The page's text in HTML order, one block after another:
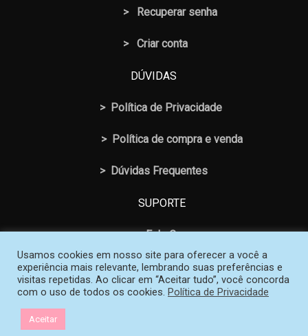
> Recuperar senha
> Criar conta
DÚVIDAS
> Política de Privacidade
> Política de compra e venda
> Dúvidas Frequentes
SUPORTE
> Fale Conosco
© 2026 Loja SOS Professor Atividades. Todos os Direitos
Usamos cookies em nosso site para oferecer a você a
experiência mais relevante, lembrando suas preferências e
visitas repetidas. Ao clicar em “Aceitar tudo”, você concorda
com o uso de todos os cookies. Política de Privacidade
Aceitar